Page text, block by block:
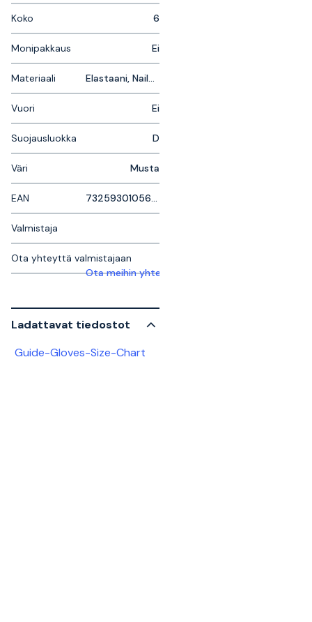
Koko 6
Monipakkaus Ei
Materiaali Elastaani, Nailon, Nitriili
Vuori Ei
Suojausluokka D
Väri Musta
EAN
Valmistaja
Ota yhteyttä valmistajaan
Ota meihin yhteyttä saadaksesi lisätietoja
Ladattavat tiedostot
Guide-Gloves-Size-Chart